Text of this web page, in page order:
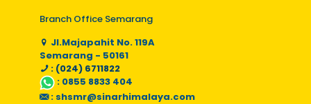
Branch Office Semarang
Jl.Majapahit No. 119A
Semarang - 50161
: (024) 6711822
: 0855 8833 404
: shsmr@sinarhimalaya.com